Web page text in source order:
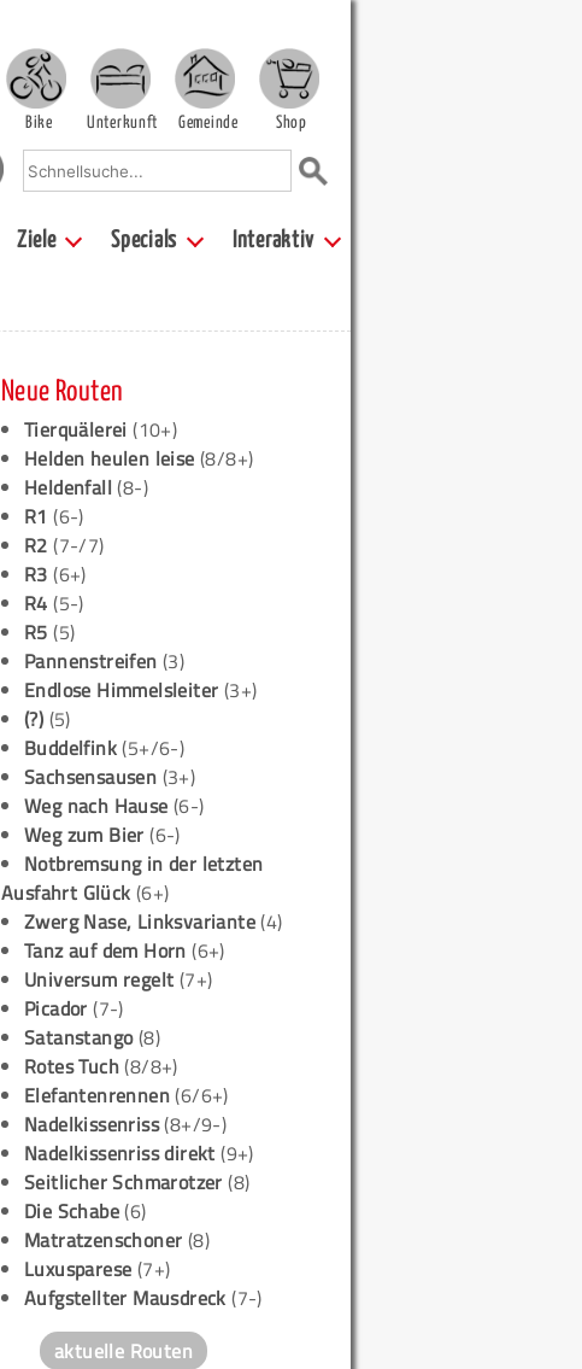
Bike Unterkunft Gemeinde Shop
Ziele Specials Interaktiv
Neue Routen
Tierquälerei (10+)
Helden heulen leise(8/8+)
Heldenfall(8-)
R1 (6-)
R2 (7-/7)
R3 (6+)
R4 (5-)
R5 (5)
Pannenstreifen (3)
Endlose Himmelsleiter (3+)
(?) (5)
Buddelfink(5+/6-)
Sachsensausen (3+)
Weg nach Hause (6-)
Weg zum Bier (6-)
Notbremsung in der letzten
Ausfahrt Glück (6+)
Zwerg Nase, Linksvariante(4)
Tanz auf dem Horn (6+)
Universum regelt (7+)
Picador (7-)
Satanstango(8)
Rotes Tuch(8/8+)
Elefantenrennen(6/6+)
Nadelkissenriss(8+/9-)
Nadelkissenriss direkt (9+)
Seitlicher Schmarotzer (8)
Die Schabe(6)
Matratzenschoner (8)
Luxusparese (7+)
Aufgstellter Mausdreck (7-)
aktuelle Routen